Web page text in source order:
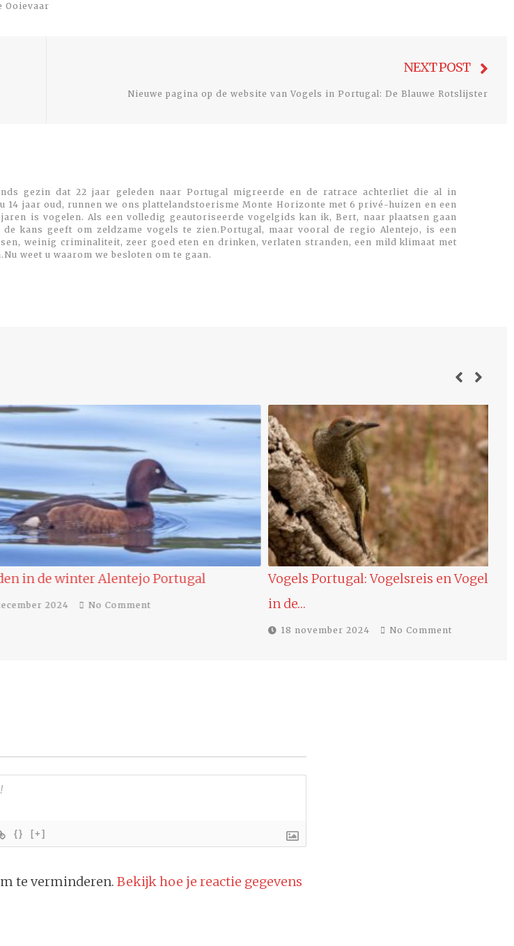
Ooievaar
NEXT POST
Nieuwe pagina op de website van Vogels in Portugal: De Blauwe Rotslijster
gezin dat 22 jaar geleden naar Portugal migreerde en de ratrace achterliet die al in
14 jaar oud, runnen we ons plattelandstoerisme Monte Horizonte met 6 privé-huizen en een
is vogelen. Als een volledig geautoriseerde vogelgids kan ik, Bert, naar plaatsen gaan
kans geeft om zeldzame vogels te zien.Portugal, maar vooral de regio Alentejo, is een
weinig criminaliteit, zeer goed eten en drinken, verlaten stranden, een mild klimaat met
weet u waarom we besloten om te gaan.
Alentejo Portugal
No Comment
Vogels Portugal: Vogelsreis en Vogelvakantie
18 november 2024 No Comment
{} [+]
te verminderen. Bekijk hoe je reactie gegevens